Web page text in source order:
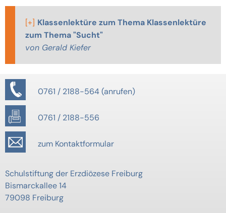
[+] Klassenlektüre zum Thema Klassenlektüre
zum Thema "Sucht"
von Gerald Kiefer
0761 / 2188-564
0761 / 2188-556
zum Kontaktformular
Schulstiftung der Erzdiözese Freiburg
Bismarckallee 14
79098 Freiburg